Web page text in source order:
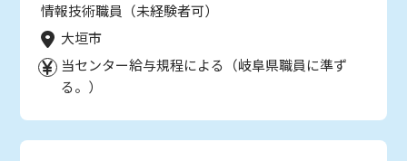
情報技術職員（未経験者可）
大垣市
当センター給与規程による（岐阜県職員に準ず
る。）